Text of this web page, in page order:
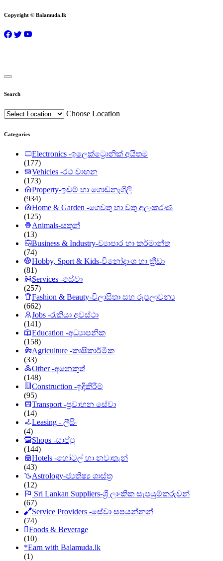
Copyright © Balamuda.lk
Search
Choose Location
Categories
Electronics -ඉලෙක්ට්‍රොනික් අයිතම
(177)
Vehicles -රථ වාහන
(173)
Property-ඉඩම් හා ගොඩනැගිලි
(934)
Home & Garden -ගෙවතු හා වතු අලංකරණ
(125)
Animals-සතුන්
(13)
Business & Industry-ව්‍යාපාර හා කර්මාන්ත
(74)
Hobby, Sport & Kids-විනෝදාංශ හා ක්‍රීඩා
(81)
Services -සේවා
(257)
Fashion & Beauty-විලාසිතා සහ රූපලාවන්‍ය
(662)
Jobs -රැකියා අවස්ථා
(141)
Education -අධ්‍යාපනික
(158)
Agriculture -කෘෂිකාර්මික
(33)
Other -අනෙකුත්
(148)
Construction -ඉදිකිරීම්
(95)
Transport -ප්‍රවාහන සේවා
(14)
Leasing - ලීසිං
(4)
Shops -සාප්පු
(144)
Hotels -හෝටල් හා නවාතැන්
(43)
Astrology-ජ්‍යතිෂ්‍ය ශාස්ත්‍ර
(12)
Sri Lankan Suppliers-ශ්‍රී ලාංකික සැපයුම්කරුවන්
(67)
Service Providers -සේවා සපයන්නන්
(74)
Foods & Beverage
(10)
*Earn with Balamuda.lk
(1)